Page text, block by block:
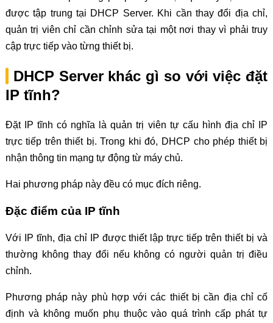
được tập trung tại DHCP Server. Khi cần thay đổi địa chỉ,
quản trị viên chỉ cần chỉnh sửa tại một nơi thay vì phải truy
cập trực tiếp vào từng thiết bị.
DHCP Server khác gì so với việc đặt
IP tĩnh?
Đặt IP tĩnh có nghĩa là quản trị viên tự cấu hình địa chỉ IP
trực tiếp trên thiết bị. Trong khi đó, DHCP cho phép thiết bị
nhận thông tin mạng tự động từ máy chủ.
Hai phương pháp này đều có mục đích riêng.
Đặc điểm của IP tĩnh
Với IP tĩnh, địa chỉ IP được thiết lập trực tiếp trên thiết bị và
thường không thay đổi nếu không có người quản trị điều
chỉnh.
Phương pháp này phù hợp với các thiết bị cần địa chỉ cố
định và không muốn phụ thuộc vào quá trình cấp phát tự